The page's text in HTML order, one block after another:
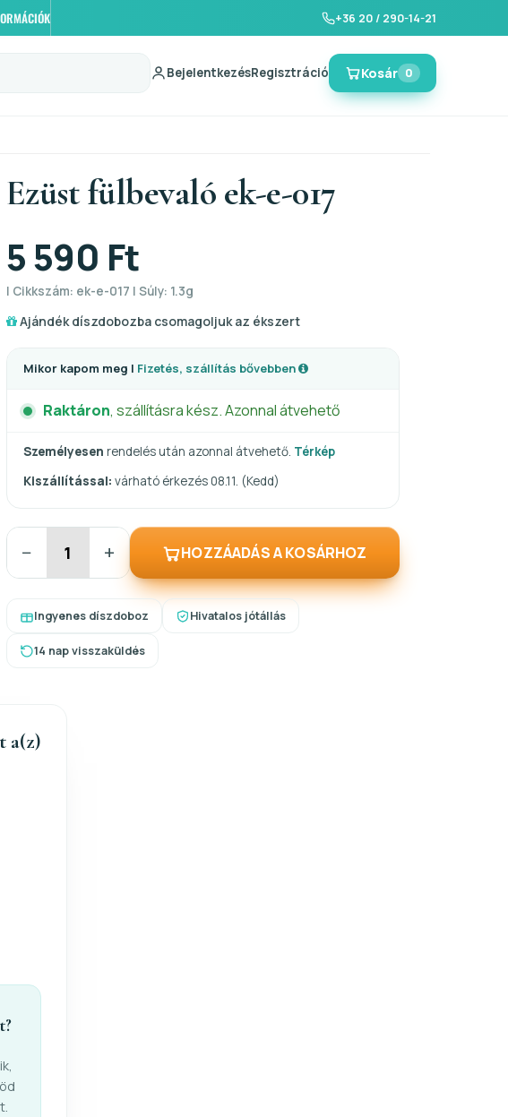
+36 20 / 290-14-21
BejelentkezésRegisztráció Kosár 0
Ezüst fülbevaló ek-e-017
5 590 Ft
| Cikkszám: ek-e-017 | Súly: 1.3g
Ajándék díszdobozba csomagoljuk az ékszert
Mikor kapom meg | Fizetés, szállítás bővebben
Raktáron, szállításra kész. Azonnal átvehető
Személyesen rendelés után azonnal átvehető. Térkép
Kiszállítással: várható érkezés 08.11. (Kedd)
− + HOZZÁADÁS A KOSÁRHOZ
Ingyenes díszdoboz Hivatalos jótállás
14 nap visszaküldés
a(z)